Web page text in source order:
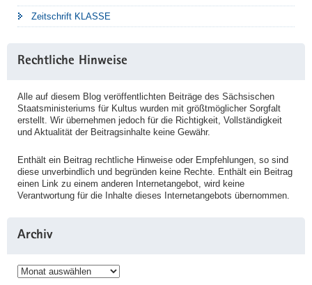
Zeitschrift KLASSE
Rechtliche Hinweise
Alle auf diesem Blog veröffentlichten Beiträge des Sächsischen
Staatsministeriums für Kultus wurden mit größtmöglicher Sorgfalt
erstellt. Wir übernehmen jedoch für die Richtigkeit, Vollständigkeit
und Aktualität der Beitragsinhalte keine Gewähr.
Enthält ein Beitrag rechtliche Hinweise oder Empfehlungen, so sind
diese unverbindlich und begründen keine Rechte. Enthält ein Beitrag
einen Link zu einem anderen Internetangebot, wird keine
Verantwortung für die Inhalte dieses Internetangebots übernommen.
Archiv
Archiv